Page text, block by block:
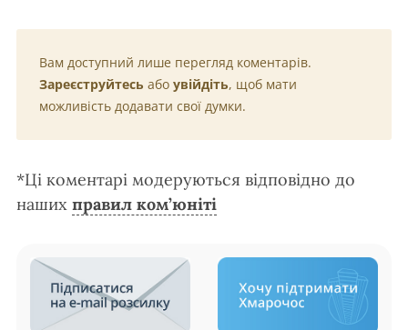
Вам доступний лише перегляд коментарів.
Зареєструйтесь або увійдіть, щоб мати
можливість додавати свої думки.
*Ці коментарі модеруються відповідно до
наших правил ком’юніті